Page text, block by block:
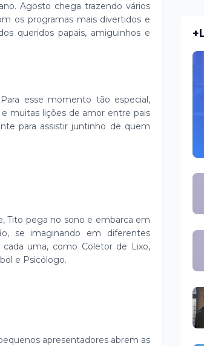
Agosto chega trazendo vários
os programas mais divertidos e
queridos papais, amiguinhos e
esse momento tão especial,
muitas lições de amor entre pais
para assistir juntinho de quem
Tito pega no sono e embarca em
se imaginando em diferentes
uma, como Coletor de Lixo,
e Psicólogo.
apresentadores abrem as